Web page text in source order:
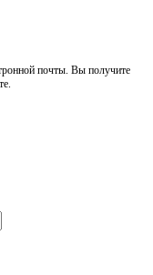
почты. Вы получите